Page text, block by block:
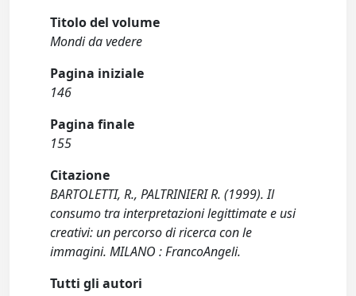
Titolo del volume
Mondi da vedere
Pagina iniziale
146
Pagina finale
155
Citazione
BARTOLETTI, R., PALTRINIERI R. (1999). Il
consumo tra interpretazioni legittimate e usi
creativi: un percorso di ricerca con le
immagini. MILANO : FrancoAngeli.
Tutti gli autori